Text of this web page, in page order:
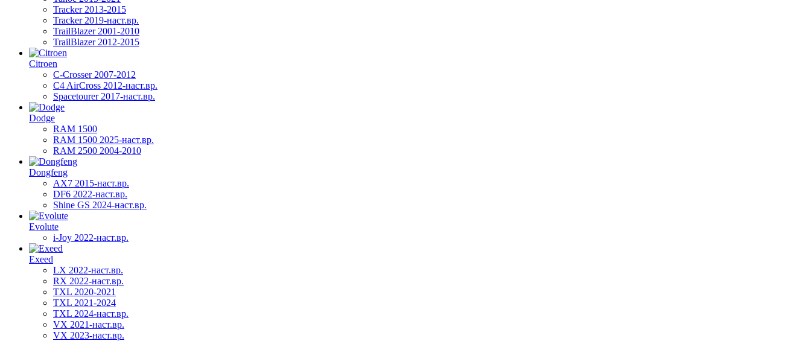
Tracker 2013-2015
Tracker 2019-наст.вр.
TrailBlazer 2001-2010
TrailBlazer 2012-2015
Citroen
C-Crosser 2007-2012
C4 AirCross 2012-наст.вр.
Spacetourer 2017-наст.вр.
Dodge
RAM 1500
RAM 1500 2025-наст.вр.
RAM 2500 2004-2010
Dongfeng
AX7 2015-наст.вр.
DF6 2022-наст.вр.
Shine GS 2024-наст.вр.
Evolute
i-Joy 2022-наст.вр.
Exeed
LX 2022-наст.вр.
RX 2022-наст.вр.
TXL 2020-2021
TXL 2021-2024
TXL 2024-наст.вр.
VX 2021-наст.вр.
VX 2023-наст.вр.